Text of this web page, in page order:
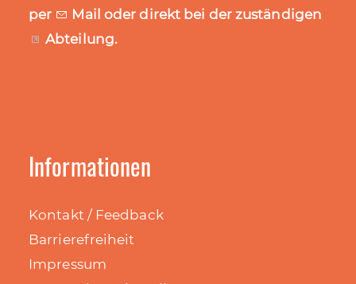
per
Mail oder direkt bei der zuständigen
Abteilung.
Informationen
Kontakt / Feedback
Barrierefreiheit
Impressum